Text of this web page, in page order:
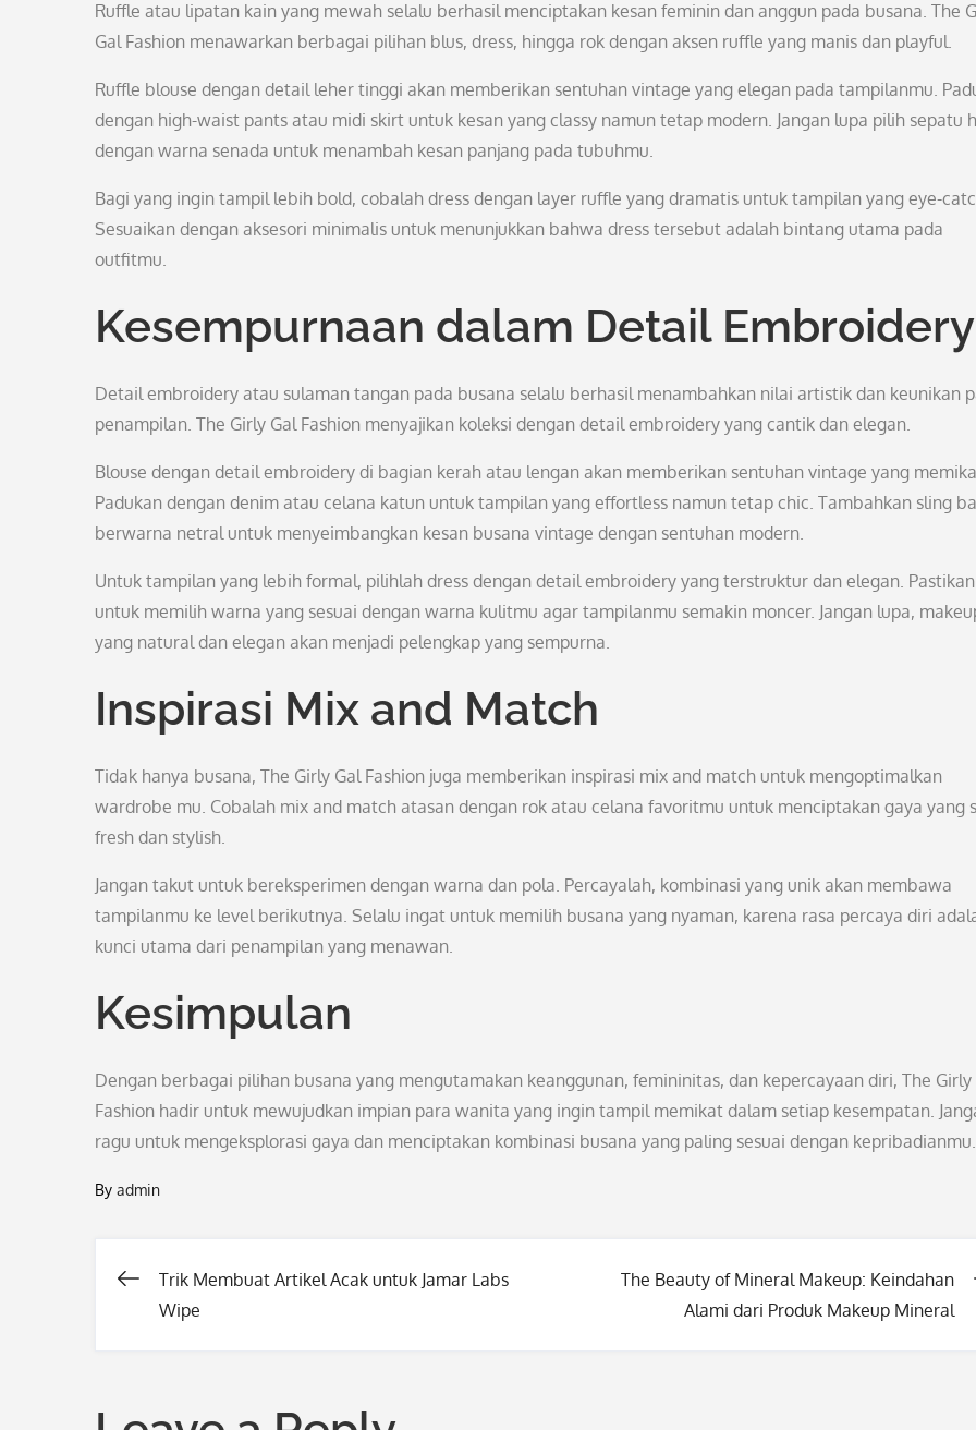
Ruffle atau lipatan kain yang mewah selalu berhasil menciptakan kesan feminin dan anggun pada busana. The
Gal Fashion menawarkan berbagai pilihan blus, dress, hingga rok dengan aksen ruffle yang manis dan playful.
Ruffle blouse dengan detail leher tinggi akan memberikan sentuhan vintage yang elegan pada tampilanmu.
dengan high-waist pants atau midi skirt untuk kesan yang classy namun tetap modern. Jangan lupa pilih sepatu
dengan warna senada untuk menambah kesan panjang pada tubuhmu.
Bagi yang ingin tampil lebih bold, cobalah dress dengan layer ruffle yang dramatis untuk tampilan yang eye-
Sesuaikan dengan aksesori minimalis untuk menunjukkan bahwa dress tersebut adalah bintang utama pada
outfitmu.
Kesempurnaan dalam Detail Embroidery
Detail embroidery atau sulaman tangan pada busana selalu berhasil menambahkan nilai artistik dan keunikan
penampilan. The Girly Gal Fashion menyajikan koleksi dengan detail embroidery yang cantik dan elegan.
Blouse dengan detail embroidery di bagian kerah atau lengan akan memberikan sentuhan vintage yang
Padukan dengan denim atau celana katun untuk tampilan yang effortless namun tetap chic. Tambahkan sling
berwarna netral untuk menyeimbangkan kesan busana vintage dengan sentuhan modern.
Untuk tampilan yang lebih formal, pilihlah dress dengan detail embroidery yang terstruktur dan elegan. Pastikan
untuk memilih warna yang sesuai dengan warna kulitmu agar tampilanmu semakin moncer. Jangan lupa,
yang natural dan elegan akan menjadi pelengkap yang sempurna.
Inspirasi Mix and Match
Tidak hanya busana, The Girly Gal Fashion juga memberikan inspirasi mix and match untuk mengoptimalkan
wardrobe mu. Cobalah mix and match atasan dengan rok atau celana favoritmu untuk menciptakan gaya yang
fresh dan stylish.
Jangan takut untuk bereksperimen dengan warna dan pola. Percayalah, kombinasi yang unik akan membawa
tampilanmu ke level berikutnya. Selalu ingat untuk memilih busana yang nyaman, karena rasa percaya diri
kunci utama dari penampilan yang menawan.
Kesimpulan
Dengan berbagai pilihan busana yang mengutamakan keanggunan, femininitas, dan kepercayaan diri, The Girly
Fashion hadir untuk mewujudkan impian para wanita yang ingin tampil memikat dalam setiap kesempatan.
ragu untuk mengeksplorasi gaya dan menciptakan kombinasi busana yang paling sesuai dengan kepribadianmu.
By admin
Post
Trik Membuat Artikel Acak untuk Jamar Labs
Wipe
The Beauty of Mineral Makeup: Keindahan
Alami dari Produk Makeup Mineral